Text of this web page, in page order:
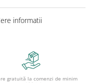
informatii
gratuită la comenzi de minim